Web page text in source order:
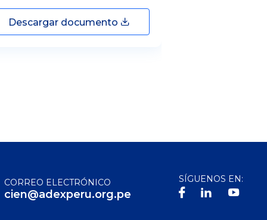
Descargar documento
CORREO ELECTRÓNICO
cien@adexperu.org.pe
SÍGUENOS EN: